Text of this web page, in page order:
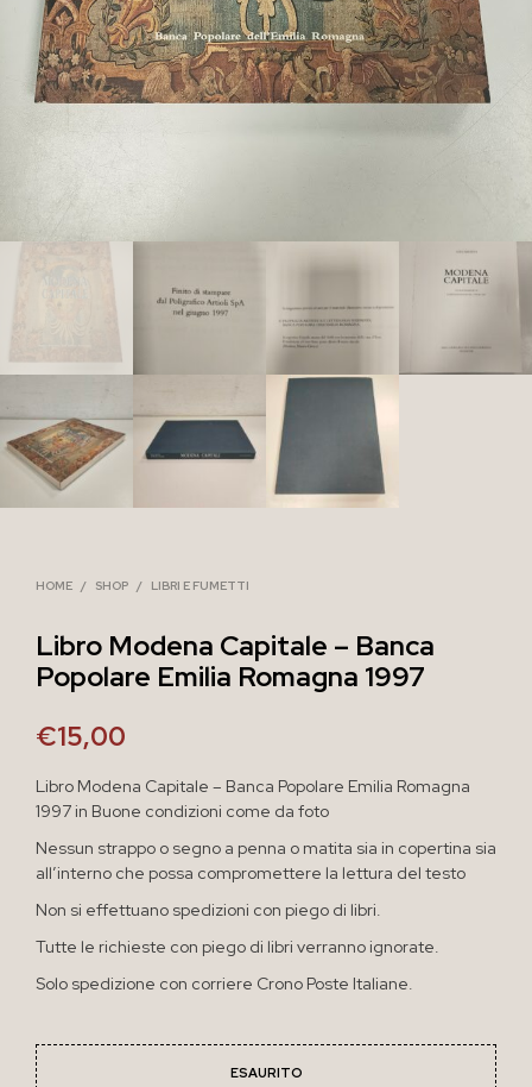
HOME / SHOP / LIBRI E FUMETTI
Libro Modena Capitale – Banca
Popolare Emilia Romagna 1997
€15,00
Libro Modena Capitale – Banca Popolare Emilia Romagna
1997 in Buone condizioni come da foto
Nessun strappo o segno a penna o matita sia in copertina sia
all’interno che possa compromettere la lettura del testo
Non si effettuano spedizioni con piego di libri.
Tutte le richieste con piego di libri verranno ignorate.
Solo spedizione con corriere Crono Poste Italiane.
ESAURITO